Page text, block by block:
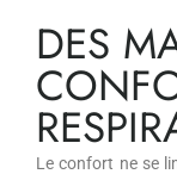
DES
Le confort ne se